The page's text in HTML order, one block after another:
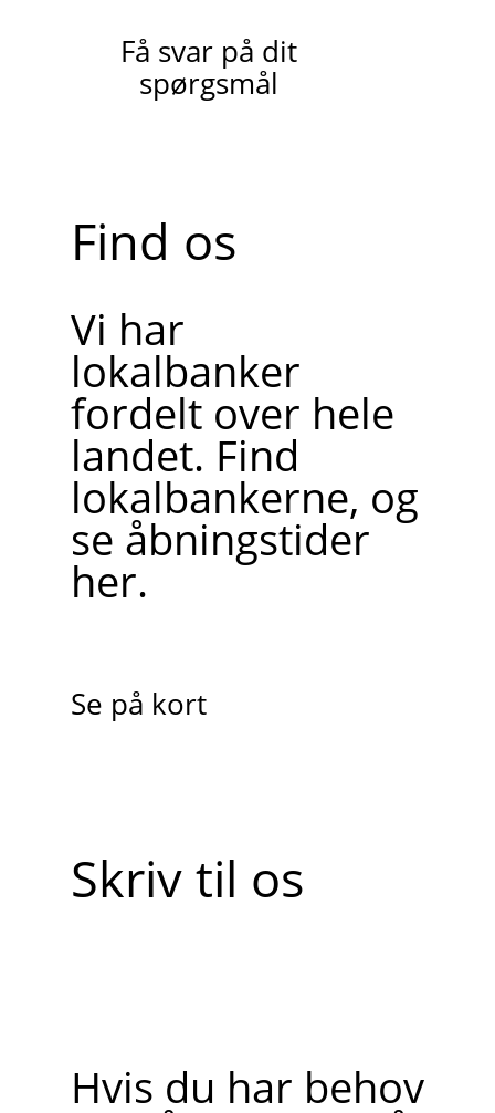
Få svar på dit
spørgsmål
Find os
Vi har
lokalbanker
fordelt over hele
landet. Find
lokalbankerne, og
se åbningstider
her.
Se på kort
Skriv til os
Hvis du har behov